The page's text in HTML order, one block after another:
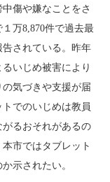
傷や嫌なことをさ
万8,870件で過去最
されている。昨年
いじめ被害により
気づきや支援が届
でのいじめは教員
るおそれがあるの
市ではタブレット
示されたい。